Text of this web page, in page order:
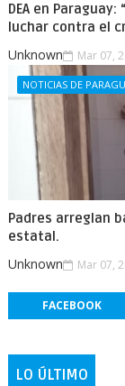
DEA en
luchar contra el
Unknown Mar 07,
NOTICIAS DE
Padres arreglan
estatal.
Unknown Mar 07,
FACEBOOK
LO ÚLTIMO